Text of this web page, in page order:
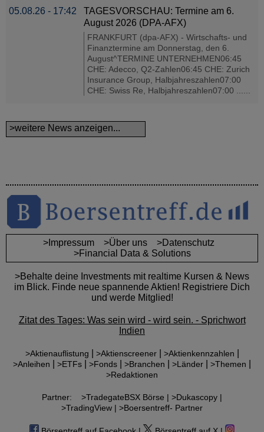
05.08.26 - 17:42
TAGESVORSCHAU: Termine am 6.
August 2026 (DPA-AFX)
FRANKFURT (dpa-AFX) - Wirtschafts- und
Finanztermine am Donnerstag, den 6.
August^TERMINE UNTERNEHMEN06:45
CHE: Adecco, Q2-Zahlen06:45 CHE: Zurich
Insurance Group, Halbjahreszahlen07:00
CHE: Swiss Re, Halbjahreszahlen07:00 ......
>weitere News anzeigen...
>Impressum >Über uns
>Datenschutz
>Financial Data & Solutions
>Behalte deine Investments mit realtime Kursen & News
im Blick. Finde neue spannende Aktien! Registriere Dich
und werde Mitglied!
Zitat des Tages: Was sein wird - wird sein. - Sprichwort
Indien
>Aktienauflistung >Aktienscreener| >Aktienkennzahlen
>Anleihen >ETFs >Fonds >Branchen >Länder >Themen
>Redaktionen
Partner: >TradegateBSX Börse | >Dukascopy |
>TradingView | >Boersentreff- Partner